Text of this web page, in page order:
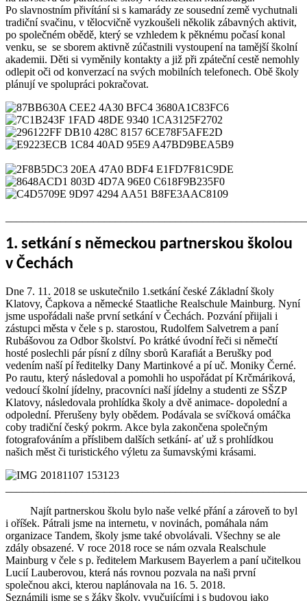
Po slavnostním přivítání si s kamarády ze sousední země vychutnali
tradiční svačinu, v tělocvičně vyzkoušeli několik zábavných aktivit,
po společném obědě, který se vzhledem k pěknému počasí konal
venku, se se sborem aktivně zúčastnili vystoupení na tamější školní
akademii. Děti si vyměnily kontakty a již při zpáteční cestě nemohly
odlepit oči od konverzací na svých mobilních telefonech. Obě školy
plánují ve spolupráci pokračovat.
1. setkání s německou partnerskou školou
v Čechách
Dne 7. 11. 2018 se uskutečnilo 1.setkání české Základní školy
Klatovy, Čapkova a německé Staatliche Realschule Mainburg. Nyní
jsme uspořádali naše první setkání v Čechách. Pozvání přiijali i
zástupci města v čele s p. starostou, Rudolfem Salvetrem a paní
Rubášovou za Odbor školství. Po krátké úvodní řeči si němečtí
hosté poslechli pár písní z dílny sborů Karafiát a Berušky pod
vedením naší pí ředitelky Dany Martinkové a pí uč. Moniky Černé.
Po rautu, který následoval a pomohli ho uspořádat pí Krčmáriková,
vedoucí školní jídelny, pracovníci naší jídelny a studenti ze SŠZP
Klatovy, následovala prohlídka školy a dvě animace- dopolední a
odpolední. Přerušeny byly obědem. Podávala se svíčková omáčka
coby tradiční český pokrm. Akce byla zakončena společným
fotografováním a příslibem dalších setkání- ať už s prohlídkou
našich měst či turistického výletu za šumavskými krásami.
Najít partnerskou školu bylo naše velké přání a zároveň to byl
i oříšek. Pátrali jsme na internetu, v novinách, pomáhala nám
organizace Tandem, školy jsme také obvolávali. Všechny se ale
zdály obsazené. V roce 2018 roce se nám ozvala Realschule
Mainburg v čele s p. ředitelem Markusem Bayerlem a paní učitelkou
Lucií Lauberovou, která nás rovnou pozvala na naši první
společnou akci, kterou naplánovala na 16. 5. 2018.
Seznámili jsme se s žáky školy, vyučujícími i s budovou jako